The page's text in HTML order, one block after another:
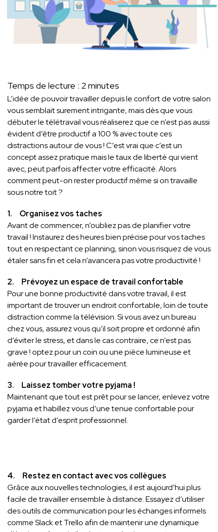
Temps de lecture : 2 minutes
L’idée de pouvoir travailler depuis le confort de votre salon
vous semblait surement intrigante, mais dès que vous
débuter le télétravail vous réaliserez que ce n’est pas aussi
évident d’être productif a 100 % avec toute ces
distractions autour de vous ! C’est vrai que c’est un
concept assez pratique mais le taux de liberté qui vient
avec, peut parfois affecter votre efficacité. Alors
comment peut-on rester productif même si on travaille
sous notre toit ?
1. Organisez vos taches
Avant de commencer, n’oubliez pas de planifier votre
travail ! Instaurez des heures bien précise pour vos taches
tout en respectant ce planning, sinon vous risquez de vous
étaler sans fin et cela n’avancera pas votre productivité !
2. Prévoyez un espace de travail confortable
Pour une bonne productivité dans votre travail, il est
important de trouver un endroit confortable, loin de toute
distraction comme la télévision. Si vous avez un bureau
chez vous, assurez vous qu’il soit propre et ordonné afin
d’éviter le stress, et dans le cas contraire, ce n’est pas
grave ! optez pour un coin ou une pièce lumineuse et
aérée pour travailler efficacement.
3. Laissez tomber votre pyjama !
Maintenant que tout est prêt pour se lancer, enlevez votre
pyjama et habillez vous d’une tenue confortable pour
garder l’état d’esprit professionnel.
4. Restez en contact avec vos collègues
Grâce aux nouvelles technologies, il est aujourd’hui plus
facile de travailler ensemble à distance. Essayez d’utiliser
des outils de communication pour les échanges informels
comme Slack et Trello afin de maintenir une dynamique